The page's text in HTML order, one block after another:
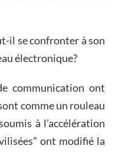
il se confronter à son
électronique?
communication ont
comme un rouleau
à l’accélération
ont modifié la